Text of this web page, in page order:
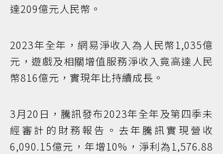
達209億元人民幣。
2023年全年，網易淨收入為人民幣1,035億
元，遊戲及相關增值服務淨收入竟高達人民
幣816億元，實現年比持續成長。
3月20日，騰訊發布2023年全年及第四季未
經審計的財務報告。去年騰訊實現營收
6,090.15億元，年增10%，淨利為1,576.88